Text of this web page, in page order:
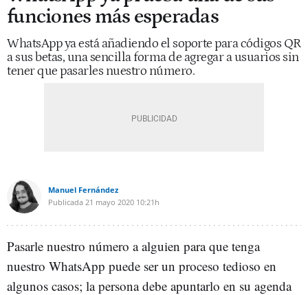
funciones más esperadas
WhatsApp ya está añadiendo el soporte para códigos QR
a sus betas, una sencilla forma de agregar a usuarios sin
tener que pasarles nuestro número.
Manuel Fernández
Publicada 21 mayo 2020 10:21h
Pasarle nuestro número a alguien para que tenga
nuestro WhatsApp puede ser un proceso tedioso en
algunos casos; la persona debe apuntarlo en su agenda